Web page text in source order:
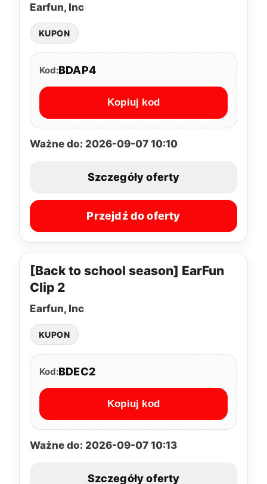
Earfun, Inc
KUPON
Kod:BDAP4
Kopiuj kod
Ważne do: 2026-09-07 10:10
Szczegóły oferty
Przejdź do oferty
[Back to school season] EarFun
Clip 2
Earfun, Inc
KUPON
Kod:BDEC2
Kopiuj kod
Ważne do: 2026-09-07 10:13
Szczegóły oferty